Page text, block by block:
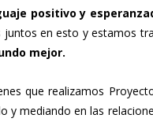
positivo y
en esto y estamos
mejor.
que realizamos
y mediando en las